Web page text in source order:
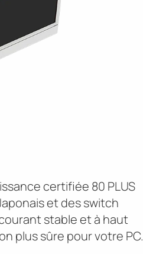
certifiée 80 PLUS
et des switch
stable et à haut
plus sûre pour votre PC.